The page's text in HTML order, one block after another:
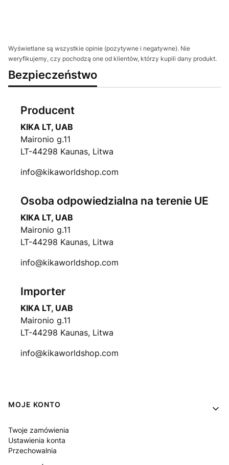
Wyświetlane są wszystkie opinie (pozytywne i negatywne). Nie
weryfikujemy, czy pochodzą one od klientów, którzy kupili dany produkt.
Bezpieczeństwo
Producent
KIKA LT, UAB
Maironio g.11
LT-44298 Kaunas, Litwa
info@kikaworldshop.com
Osoba odpowiedzialna na terenie UE
KIKA LT, UAB
Maironio g.11
LT-44298 Kaunas, Litwa
info@kikaworldshop.com
Importer
KIKA LT, UAB
Maironio g.11
LT-44298 Kaunas, Litwa
info@kikaworldshop.com
Linki w stopce
MOJE KONTO
Twoje zamówienia
Ustawienia konta
Przechowalnia